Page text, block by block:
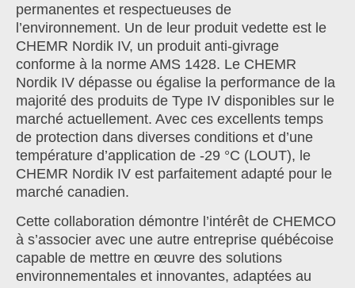
permanentes et respectueuses de
l’environnement. Un de leur produit vedette est le
CHEMR Nordik IV, un produit anti-givrage
conforme à la norme AMS 1428. Le CHEMR
Nordik IV dépasse ou égalise la performance de la
majorité des produits de Type IV disponibles sur le
marché actuellement. Avec ces excellents temps
de protection dans diverses conditions et d’une
température d’application de -29 °C (LOUT), le
CHEMR Nordik IV est parfaitement adapté pour le
marché canadien.
Cette collaboration démontre l’intérêt de CHEMCO
à s’associer avec une autre entreprise québécoise
capable de mettre en œuvre des solutions
environnementales et innovantes, adaptées au